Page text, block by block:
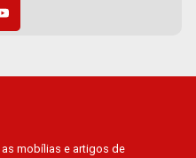
mobílias e artigos de